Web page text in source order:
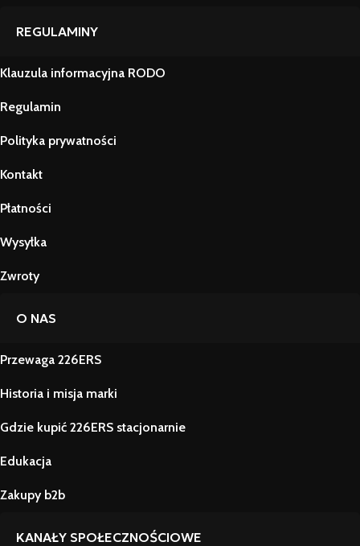
REGULAMINY
Klauzula informacyjna RODO
Regulamin
Polityka prywatności
Kontakt
Płatności
Wysyłka
Zwroty
O NAS
Przewaga 226ERS
Historia i misja marki
Gdzie kupić 226ERS stacjonarnie
Edukacja
Zakupy b2b
KANAŁY SPOŁECZNOŚCIOWE